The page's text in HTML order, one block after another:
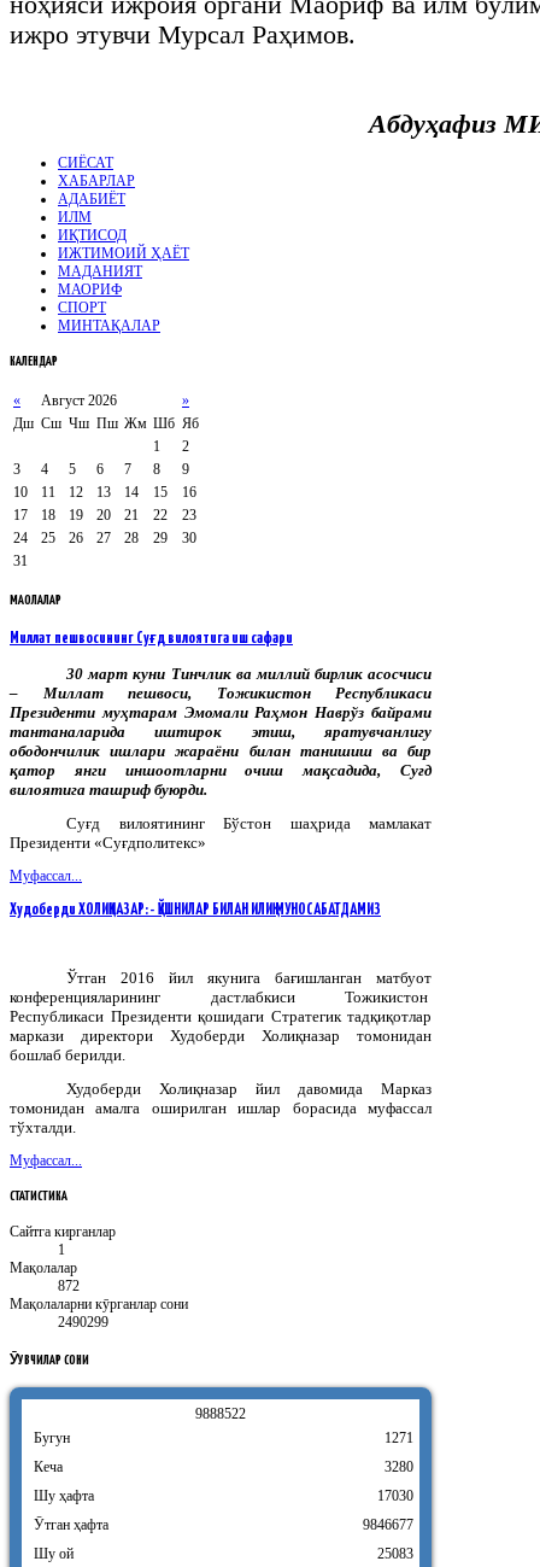
ижро этувчи Мурсал Раҳимов.
СИЁСАТ
ХАБАРЛАР
АДАБИЁТ
ИЛМ
ИҚТИСОД
ИЖТИМОИЙ ҲАЁТ
МАДАНИЯТ
МАОРИФ
СПОРТ
МИНТАҚАЛАР
КАЛЕНДАР
« Август 2026
»
Дш Сш Чш Пш Жм Шб Яб
1
2
3
4 5 6 7 8
9
10
11 12 13 14 15
16
17
18 19 20 21 22
23
24
25 26 27 28 29
30
31
МАҚОЛАЛАР
Миллат пешвосининг Суғд вилоятига иш сафари
30 март куни Тинчлик ва миллий бирлик асосчиси
– Миллат пешвоси, Тожикистон Республикаси
Президенти муҳтарам Эмомали Раҳмон Наврўз байрами
тантаналарида иштирок этиш, яратувчанлигу
ободончилик ишлари жараёни билан танишиш ва бир
қатор янги иншоотларни очиш мақсадида, Суғд
вилоятига ташриф буюрди.
Суғд вилоятининг Бўстон шаҳрида мамлакат
Президенти «Суғдполитекс»
Муфассал...
Худоберди ХОЛИҚНАЗАР: - ҚЎШНИЛАР БИЛАН ИЛИҚ МУНОСАБАТДАМИЗ
Ўтган 2016 йил якунига бағишланган матбуот
конференцияларининг дастлабкиси Тожикистон
Республикаси Президенти қошидаги Стратегик тадқиқотлар
маркази директори Худоберди Холиқназар томонидан
бошлаб берилди.
Худоберди Холиқназар йил давомида Марказ
томонидан амалга оширилган ишлар борасида муфассал
тўхталди.
Муфассал...
СТАТИСТИКА
Сайтга кирганлар
1
Мақолалар
872
Мақолаларни кӯрганлар сони
2490299
ӮҚУВЧИЛАРСОНИ
9888522
Бугун
Кеча
Шу ҳафта
Ӯтган ҳафта
Шу ой
1271
3280
17030
9846677
25083